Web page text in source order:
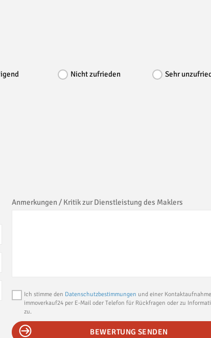
Nicht zufrieden Sehr
Anmerkungen / Kritik zur Dienstleistung des Maklers
Ich stimme den Datenschutzbestimmungen und einer
immoverkauf24 per E-Mail oder Telefon für Rückfragen oder zu
zu.
BEWERTUNG SENDEN